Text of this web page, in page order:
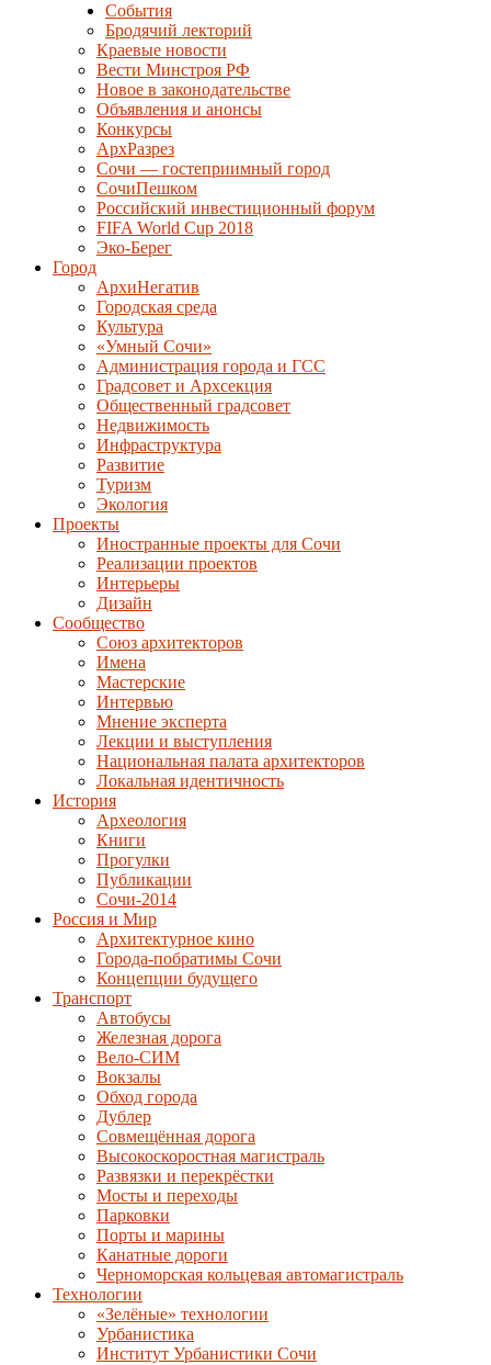
События
Бродячий лекторий
Краевые новости
Вести Минстроя РФ
Новое в законодательстве
Объявления и анонсы
Конкурсы
АрхРазрез
Сочи — гостеприимный город
СочиПешком
Российский инвестиционный форум
FIFA World Cup 2018
Эко-Берег
Город
АрхиНегатив
Городская среда
Культура
«Умный Сочи»
Администрация города и ГСС
Градсовет и Архсекция
Общественный градсовет
Недвижимость
Инфраструктура
Развитие
Туризм
Экология
Проекты
Иностранные проекты для Сочи
Реализации проектов
Интерьеры
Дизайн
Сообщество
Союз архитекторов
Имена
Мастерские
Интервью
Мнение эксперта
Лекции и выступления
Национальная палата архитекторов
Локальная идентичность
История
Археология
Книги
Прогулки
Публикации
Сочи-2014
Россия и Мир
Архитектурное кино
Города-побратимы Сочи
Концепции будущего
Транспорт
Автобусы
Железная дорога
Вело-СИМ
Вокзалы
Обход города
Дублер
Совмещённая дорога
Высокоскоростная магистраль
Развязки и перекрёстки
Мосты и переходы
Парковки
Порты и марины
Канатные дороги
Черноморская кольцевая автомагистраль
Технологии
«Зелёные» технологии
Урбанистика
Институт Урбанистики Сочи